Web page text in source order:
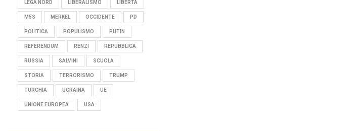
LEGA NORD LIBERALISMO LIBERTÀ
M5S MERKEL OCCIDENTE PD
POLITICA POPULISMO PUTIN
REFERENDUM RENZI REPUBBLICA
RUSSIA SALVINI SCUOLA
STORIA TERRORISMO TRUMP
TURCHIA UCRAINA UE
UNIONE EUROPEA USA